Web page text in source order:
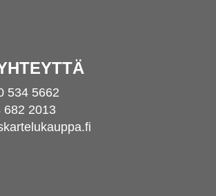
534 5662
682 2013